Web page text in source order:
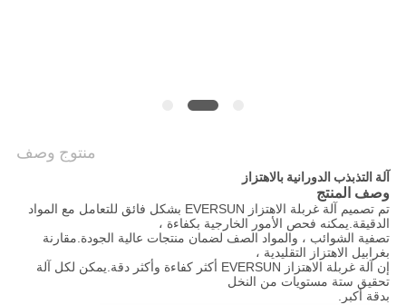
منتوج وصف
آلة التذبذب الدورانية بالاهتزاز
وصف المنتج
تم تصميم آلة غربلة الاهتزاز EVERSUN بشكل فائق للتعامل مع المواد
الدقيقة.يمكنه فحص الأمور الخارجية بكفاءة ،
تصفية الشوائب ، والمواد الصف لضمان منتجات عالية الجودة.مقارنة
بغرابيل الاهتزاز التقليدية ،
إن آلة غربلة الاهتزاز EVERSUN أكثر كفاءة وأكثر دقة.يمكن لكل آلة
تحقيق ستة مستويات من النخل
بدقة أكبر.